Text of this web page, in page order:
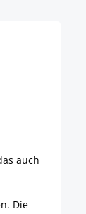
auch
Die